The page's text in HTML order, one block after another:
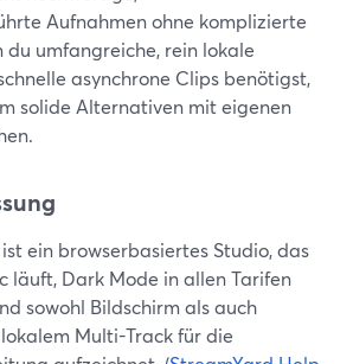
Aufnahmen ohne komplizierte
du umfangreiche, rein lokale
asynchrone Clips benötigst,
solide Alternativen mit eigenen
ein browserbasiertes Studio, das
läuft, Dark Mode in allen Tarifen
sowohl Bildschirm als auch
Multi-Track für die